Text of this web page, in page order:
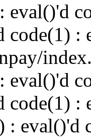
eval()'d
code(1) :
eval()'d
code(1) :
: eval()'d